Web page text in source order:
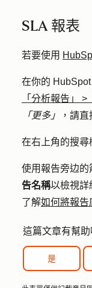
SLA 報表
若要使用
在你的
「分析報告」
>
「更多」
，請
在右上角的搜尋
使用報告旁边的
告名稱以檢視詳
了解如何將報告
這篇文章有幫助
是